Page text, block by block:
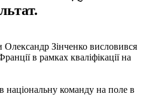
Олександр Зінченко висловився
в рамках кваліфікації на
національну команду на поле в